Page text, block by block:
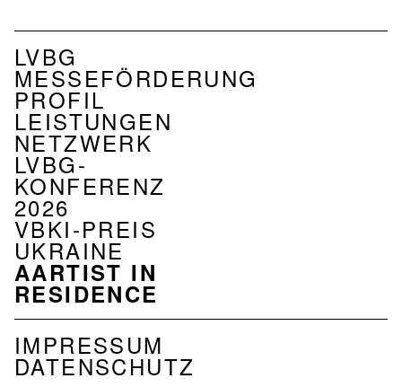
NAVIGATION
VERBAND
LVBG
MESSEFÖRDERUNG
PROFIL
LEISTUNGEN
NETZWERK
LVBG-
KONFERENZ
2026
VBKI-PREIS
UKRAINE
AARTIST IN
RESIDENCE
Navigation
Footer
Verband
IMPRESSUM
DATENSCHUTZ